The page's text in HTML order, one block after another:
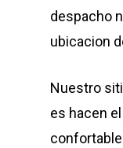
despacho
ubicacion
Nuestro
es hacen